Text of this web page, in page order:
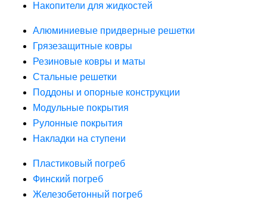
Накопители для жидкостей
Алюминиевые придверные решетки
Грязезащитные ковры
Резиновые ковры и маты
Стальные решетки
Поддоны и опорные конструкции
Модульные покрытия
Рулонные покрытия
Накладки на ступени
Пластиковый погреб
Финский погреб
Железобетонный погреб